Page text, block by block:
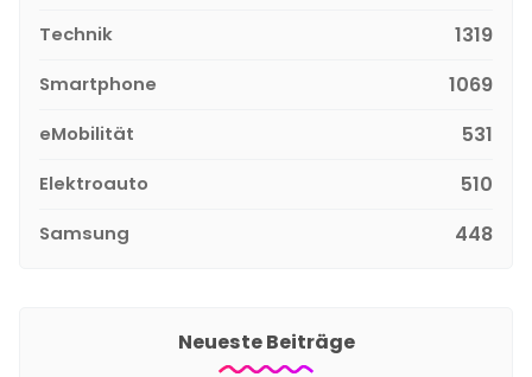
Technik 1319
Smartphone 1069
eMobilität 531
Elektroauto 510
Samsung 448
Neueste Beiträge